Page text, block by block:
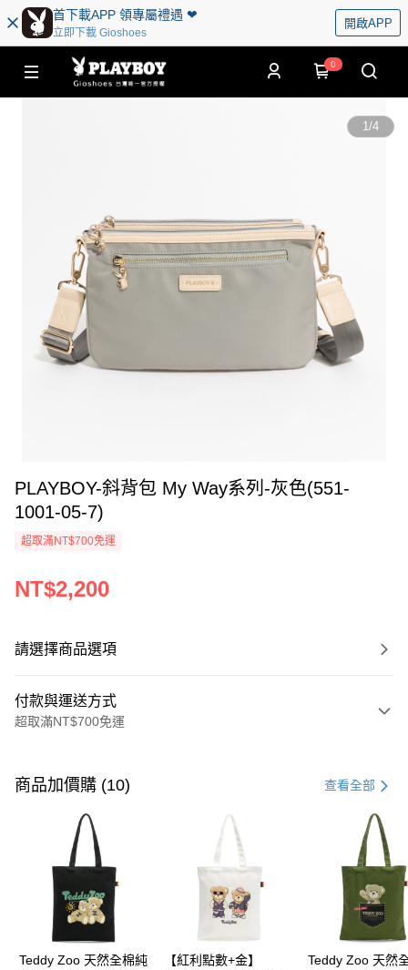
首下載APP 領專屬禮遇 ❤︎
立即下載 Gioshoes
開啟APP
0
1/4
PLAYBOY-斜背包 My Way系列-灰色(551-
1001-05-7)
超取滿NT$700免運
NT$2,200
請選擇商品選項
付款與運送方式
超取滿NT$700免運
信用卡一次付款
超商取貨付款
Apple Pay
街口支付
商品加價購 (10) 查看全部
Teddy Zoo 天然全棉純
【紅利點數+金】
Teddy Zoo 天然